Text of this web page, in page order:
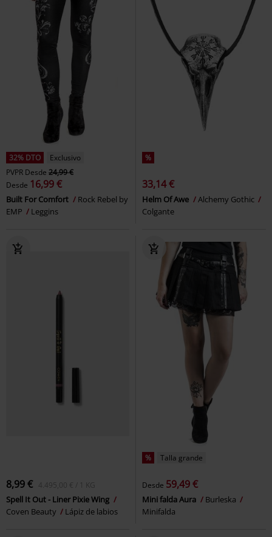
32% DTO
Exclusivo
PVPR Desde 24,99 €
Desde 16,99 €
Built For Comfort
Rock Rebel by
EMP
Leggins
%
33,14 €
Helm Of Awe
Alchemy Gothic
Colgante
8,99 € 4.495,00 € / 1 KG
Spell It Out - Liner Pixie Wing
Coven Beauty
Lápiz de labios
% Talla grande
Desde 59,49 €
Mini falda Aura
Burleska
Minifalda